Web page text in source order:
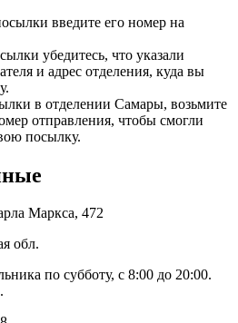
введите его номер на
убедитесь, что указали
и адрес отделения, куда вы
в отделении Самары, возьмите
отправления, чтобы смогли
посылку.
Маркса, 472
обл.
по субботу, с 8:00 до 20:00.